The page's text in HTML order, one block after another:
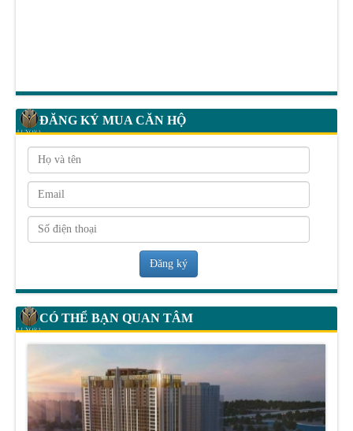
ĐĂNG KÝ MUA CĂN HỘ
Đăng ký
CÓ THỂ BẠN QUAN TÂM